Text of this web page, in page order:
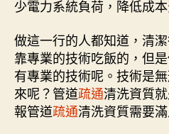
少電力系統負荷，降低成本
做這一行的人都知道，清
靠專業的技術吃飯的，但
有專業的技術呢。技術是
來呢？管道疏通清洗資質
報管道疏通清洗資質需要